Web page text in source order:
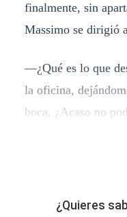
finalmente, sin
Massimo se dirigió
—¿Qué es lo que
la oficina,
boca, ¿Acaso no
¿Quieres